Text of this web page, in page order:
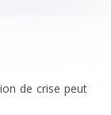
de crise peut